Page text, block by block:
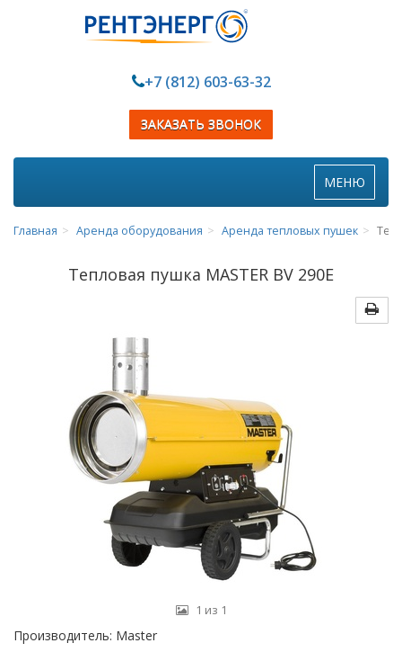
+7 (812) 603-63-32
ЗАКАЗАТЬ ЗВОНОК
Toggle
navigation
МЕНЮ
Главная Аренда оборудования Аренда тепловых пушек
Тепловая пушка MASTER BV 290E
1 из 1
Производитель: Master